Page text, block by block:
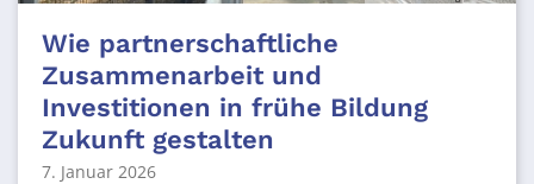
Wie partnerschaftliche
Zusammenarbeit und
Investitionen in frühe Bildung
Zukunft gestalten
7. Januar 2026